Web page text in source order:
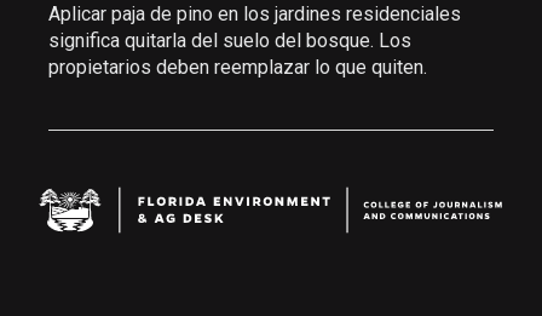
Aplicar paja de pino en los jardines residenciales
significa quitarla del suelo del bosque. Los
propietarios deben reemplazar lo que quiten.